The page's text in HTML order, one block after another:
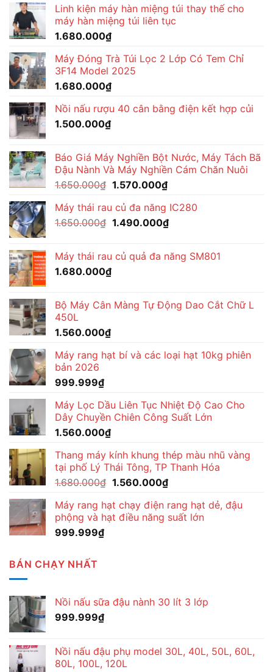
Linh kiện máy hàn miệng túi thay thế cho
máy hàn miệng túi liên tục
1.680.000₫
Máy Đóng Trà Túi Lọc 2 Lớp Có Tem Chỉ
3F14 Model 2025
1.680.000₫
Nồi nấu rượu 40 cân bằng điện kết hợp củi
1.500.000₫
Báo Giá Máy Nghiền Bột Nước, Máy Tách Bã
Đậu Nành Và Máy Nghiền Cám Chăn Nuôi
1.650.000₫ Giá
là:
1.650.000₫.
1.570.000₫Giá
tại
là:
Máy thái rau củ đa năng IC280
1.650.000₫ Giá
1.650.000₫.
1.490.000₫Giá
là:
Máy thái rau củ quả đa năng SM801
1.680.000₫
Bộ Máy Cân Màng Tự Động Dao Cắt Chữ L
450L
1.560.000₫
Máy rang hạt bí và các loại hạt 10kg phiên
bản 2026
999.999₫
Máy Lọc Dầu Liên Tục Nhiệt Độ Cao Cho
Dây Chuyền Chiên Công Suất Lớn
1.560.000₫
Thang máy kính khung thép màu nhũ vàng
tại phố Lý Thái Tông, TP Thanh Hóa
1.680.000₫ Giá
là:
1.680.000₫.
1.560.000₫Giá
tại
là:
Máy rang hạt chạy điện rang hạt dẻ, đậu
phộng và hạt điều năng suất lớn
999.999₫
BÁN CHẠY NHẤT
Nồi nấu sữa đậu nành 30 lít 3 lớp
999.999₫
Nồi nấu đậu phụ model 30L, 40L, 50L, 60L,
80L, 100L, 120L